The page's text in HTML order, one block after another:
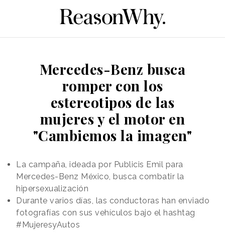
Mercedes-Benz busca
romper con los
estereotipos de las
mujeres y el motor en
"Cambiemos la imagen"
La campaña, ideada por Publicis Emil para
Mercedes-Benz México, busca combatir la
hipersexualización
Durante varios días, las conductoras han enviado
fotografías con sus vehículos bajo el hashtag
#MujeresyAutos